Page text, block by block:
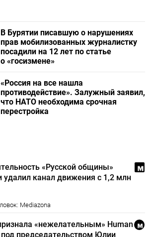
В Бурятии писавшую о нарушениях
прав мобилизованных журналистку
посадили на 12 лет по статье
о «госизмене»
«Россия на все нашла
противодействие». Залужный заявил,
что НАТО необходима срочная
перестройка